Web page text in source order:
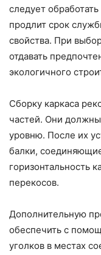
следует
продлит срок
свойства. При
отдавать
экологичного
Сборку каркаса
частей. Они
уровню. После их
балки,
горизонтальность
перекосов.
Дополнительную
обеспечить с
уголков в местах